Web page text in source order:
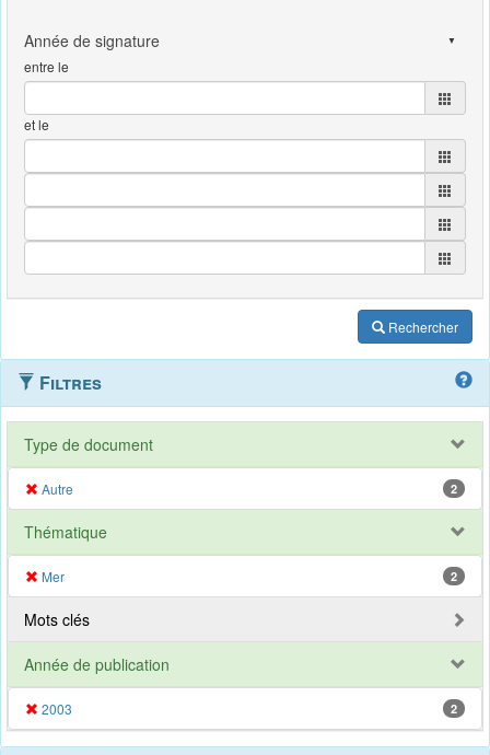
entre le
et le
Rechercher
Filtres
Type de document
Autre 2
Thématique
Mer 2
Mots clés
Année de publication
2003 2